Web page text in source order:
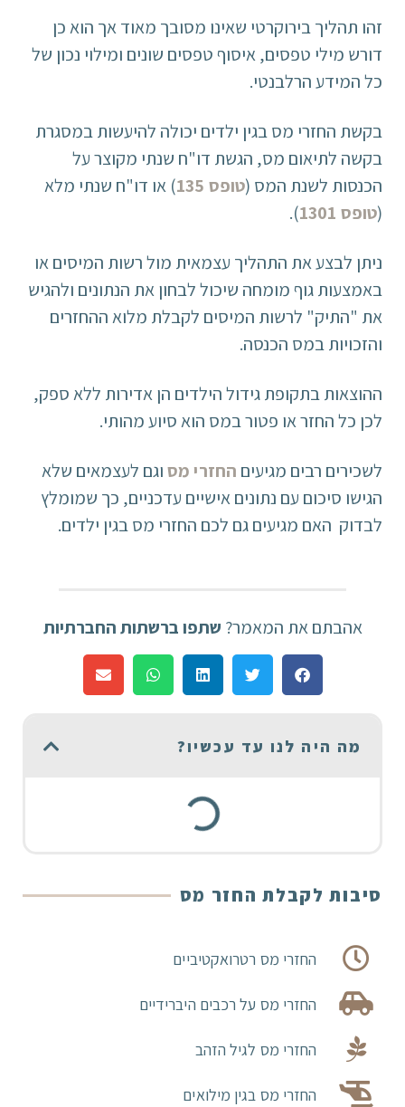
זהו תהליך בירוקרטי שאינו מסובך מאוד אך הוא כן
דורש מילי טפסים, איסוף טפסים שונים ומילוי נכון של
כל המידע הרלבנטי.
בקשת החזרי מס בגין ילדים יכולה להיעשות במסגרת
בקשה לתיאום מס, הגשת דו"ח שנתי מקוצר על
הכנסות לשנת המס (טופס 135
) או דו"ח שנתי מלא
(טופס 1301 ).
ניתן לבצע את התהליך עצמאית מול רשות המיסים או
באמצעות גוף מומחה שיכול לבחון את הנתונים ולהגיש
את "התיק" לרשות המיסים לקבלת מלוא ההחזרים
והזכויות במס הכנסה.
ההוצאות בתקופת גידול הילדים הן אדירות ללא ספק,
לכן כל החזר או פטור במס הוא סיוע מהותי.
לשכירים רבים מגיעים החזרי מסוגם לעצמאים שלא
הגישו סיכום עם נתונים אישיים עדכניים, כך שמומלץ
לבדוק האם מגיעים גם לכם החזרי מס בגין ילדים.
אהבתם את המאמר? שתפו ברשתות החברתיות
מה היה לנו עד עכשיו?
סיבות לקבלת החזר מס
החזרי מס רטרואקטיביים
החזרי מס על רכבים היברידיים
החזרי מס לגיל הזהב
החזרי מס בגין מילואים